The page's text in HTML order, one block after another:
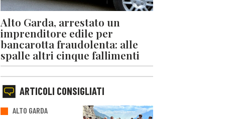
Alto Garda, arrestato un
imprenditore edile per
bancarotta fraudolenta: alle
spalle altri cinque fallimenti
ARTICOLI CONSIGLIATI
ALTO GARDA